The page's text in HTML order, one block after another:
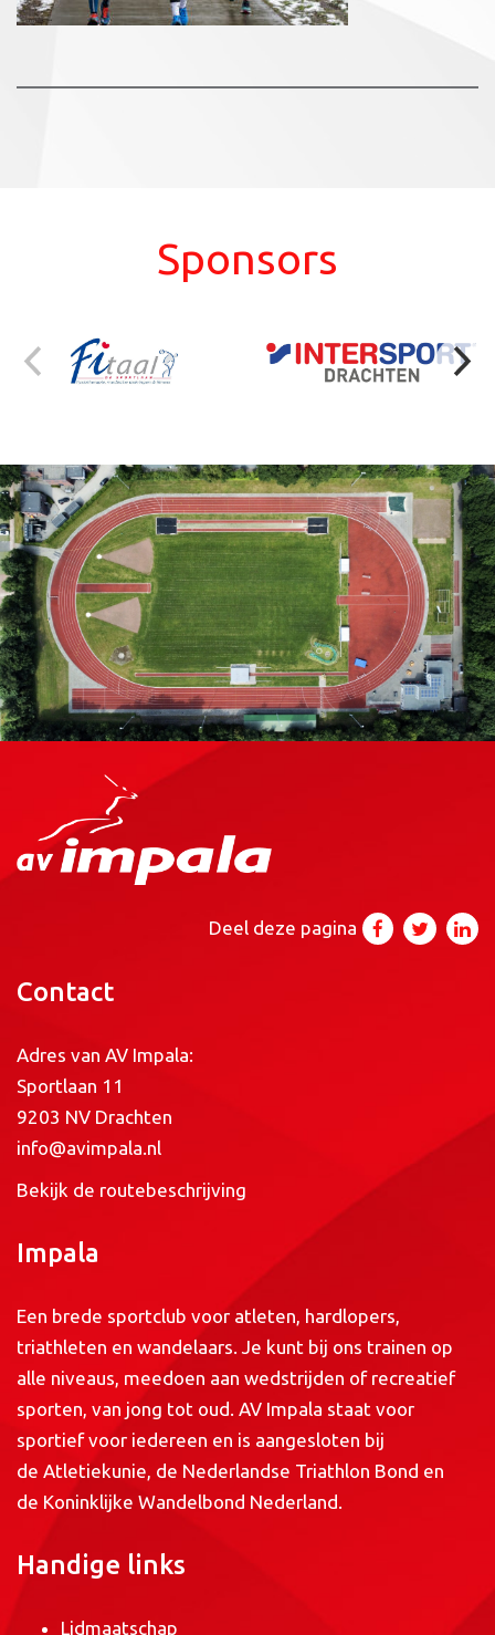
Sponsors
Deel deze pagina
Contact
Adres van AV Impala:
Sportlaan 11
9203 NV Drachten
info@avimpala.nl
Bekijk de routebeschrijving
Impala
Een brede sportclub voor atleten, hardlopers,
triathleten en wandelaars. Je kunt bij ons trainen op
alle niveaus, meedoen aan wedstrijden of recreatief
sporten, van jong tot oud. AV Impala staat voor
sportief voor iedereen en is aangesloten bij
de Atletiekunie, de Nederlandse Triathlon Bond en
de Koninklijke Wandelbond Nederland.
Handige links
Lidmaatschap